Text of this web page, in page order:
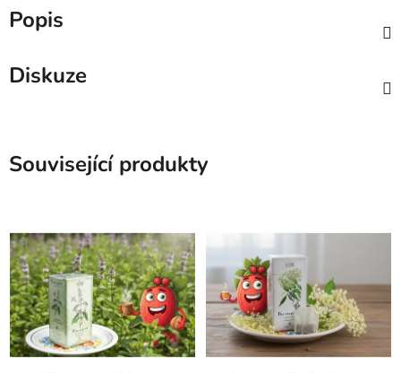
Popis
Diskuze
Související produkty